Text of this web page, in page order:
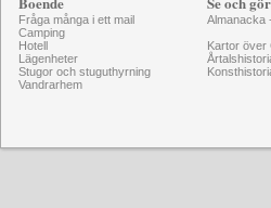
Fråga många i ett mail
Camping
Hotell
Lägenheter
Stugor och stuguthyrning
Vandrarhem
Almanacka
Kartor över